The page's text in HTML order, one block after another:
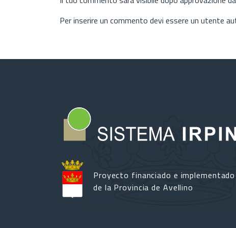
Per inserire un commento devi essere un utente
Proyecto financiado e
de la Provincia de Avellino